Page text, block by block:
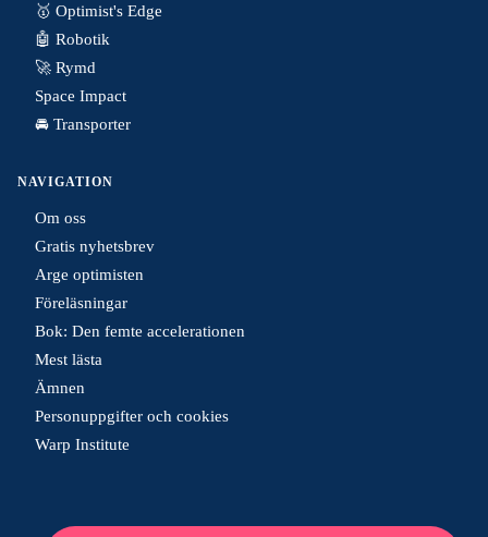
🥇 Optimist's Edge
🤖 Robotik
🚀 Rymd
Space Impact
🚘 Transporter
NAVIGATION
Om oss
Gratis nyhetsbrev
Arge optimisten
Föreläsningar
Bok: Den femte accelerationen
Mest lästa
Ämnen
Personuppgifter och cookies
Warp Institute